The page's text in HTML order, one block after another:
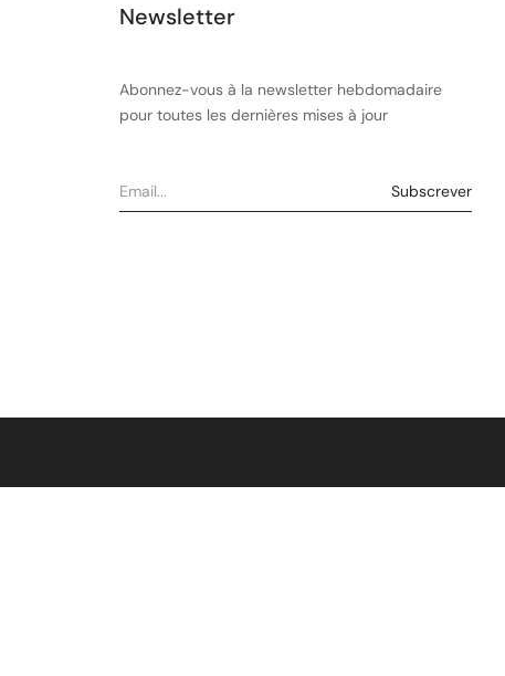
Newsletter
Abonnez-vous à la newsletter hebdomadaire
pour toutes les dernières mises à jour